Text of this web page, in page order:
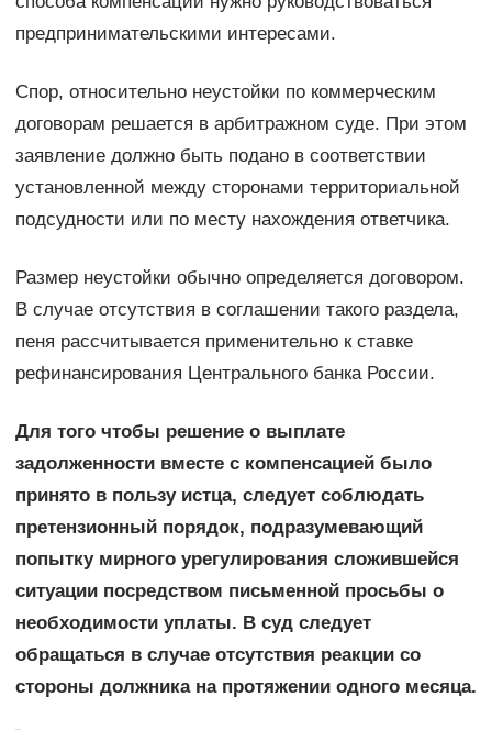
предпринимательскими интересами.
Спор, относительно неустойки по коммерческим
договорам решается в арбитражном суде. При этом
заявление должно быть подано в соответствии
установленной между сторонами территориальной
подсудности или по месту нахождения ответчика.
Размер неустойки обычно определяется договором.
В случае отсутствия в соглашении такого раздела,
пеня рассчитывается применительно к ставке
рефинансирования Центрального банка России.
Для того чтобы решение о выплате
задолженности вместе с компенсацией было
принято в пользу истца, следует соблюдать
претензионный порядок, подразумевающий
попытку мирного урегулирования сложившейся
ситуации посредством письменной просьбы о
необходимости уплаты. В суд следует
обращаться в случае отсутствия реакции со
стороны должника на протяжении одного месяца.